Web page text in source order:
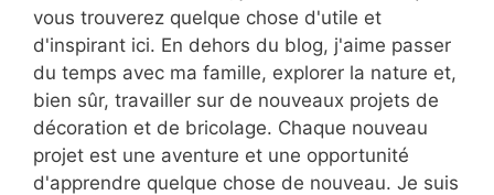
vous trouverez quelque chose d'utile et
d'inspirant ici. En dehors du blog, j'aime passer
du temps avec ma famille, explorer la nature et,
bien sûr, travailler sur de nouveaux projets de
décoration et de bricolage. Chaque nouveau
projet est une aventure et une opportunité
d'apprendre quelque chose de nouveau. Je suis